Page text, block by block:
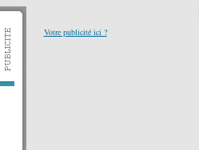
Votre publicité ici ?